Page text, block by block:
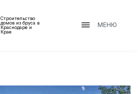
Строительство
домов из бруса в
Краснодаре и
Крае
МЕНЮ